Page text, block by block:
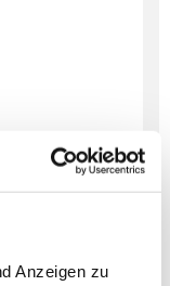
Anzeigen zu